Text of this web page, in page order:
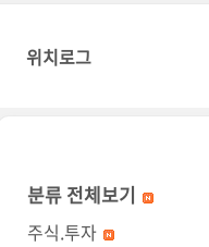
위치로그
분류 전체보기
주식.투자